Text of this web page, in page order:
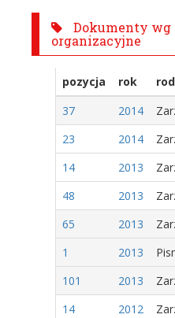
Dokumenty wg
organizacyjne
pozycja rok
37
2014
23
2014
14
2013
48
2013
65
2013
1
2013
101
2013
14
2012